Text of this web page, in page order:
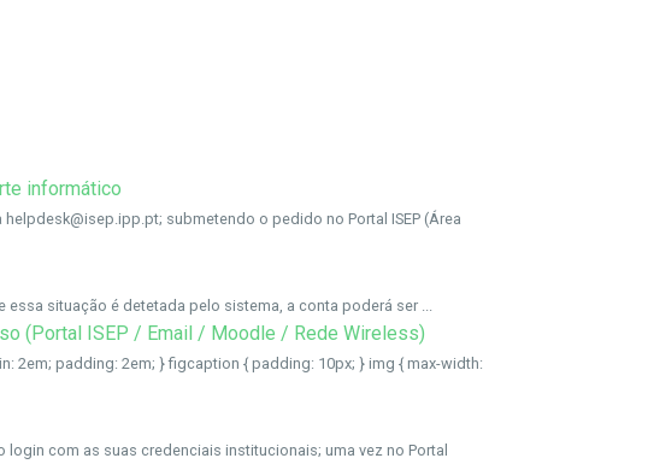
informático
submetendo o pedido no Portal ISEP (Área
(Portal ISEP / Email / Moodle / Rede Wireless)
com as suas credenciais institucionais; uma vez no Portal